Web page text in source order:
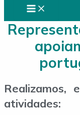
Realizamos,
atividades: